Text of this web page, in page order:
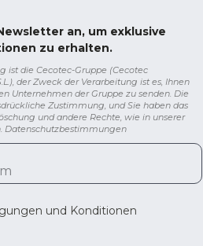
an, um exklusive
zu erhalten.
ist die Cecotec-Gruppe (Cecotec
der Zweck der Verarbeitung ist es, Ihnen
Unternehmen der Gruppe zu senden. Die
Zustimmung, und Sie haben das
und andere Rechte, wie in unserer
Datenschutzbestimmungen
und Konditionen